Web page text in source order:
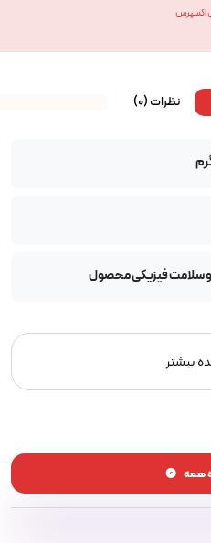
اکسپرس
نظرات (0)
سلامت فیزیکی محصول
بیشتر
همه